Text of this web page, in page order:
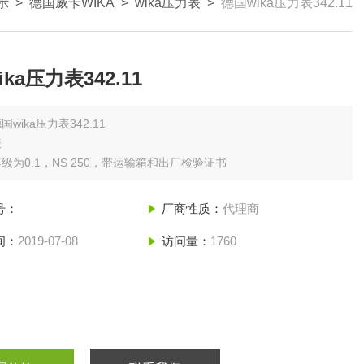
> 德国威卡WIKA > wika压力表 > 德国wika压力表342.11
压力表342.11
wika压力表342.11
为0.1，NS 250，带运输箱和出厂检验证书
厂商性质： 代理商
2019-07-08 访问量： 1760